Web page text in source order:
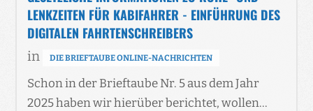
LENKZEITEN FÜR KABIFAHRER - EINFÜHRUNG DES
DIGITALEN FAHRTENSCHREIBERS
in DIE BRIEFTAUBE ONLINE-NACHRICHTEN
Schon in der Brieftaube Nr. 5 aus dem Jahr
2025 haben wir hierüber berichtet, wollen…